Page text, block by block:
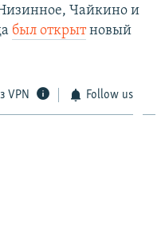
Чайкино и
был открытновый
VPN Follow us